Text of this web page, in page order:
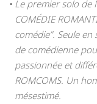
Le premier solo de
COMÉDIE
comédie”. Seule
de comédienne
passionnée et
ROMCOMS. Un
mésestimé.